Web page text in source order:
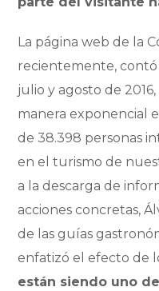
La página web de la
recientemente, contó
julio y agosto de
manera exponencial
de 38.398 personas
en el turismo de
a la descarga de
acciones concretas,
de las guías
enfatizó el efecto de
están siendo uno